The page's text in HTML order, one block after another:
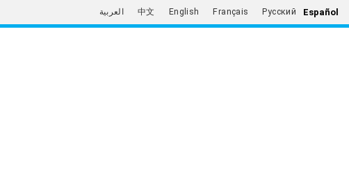
العربية 中文 English Français Русский Español